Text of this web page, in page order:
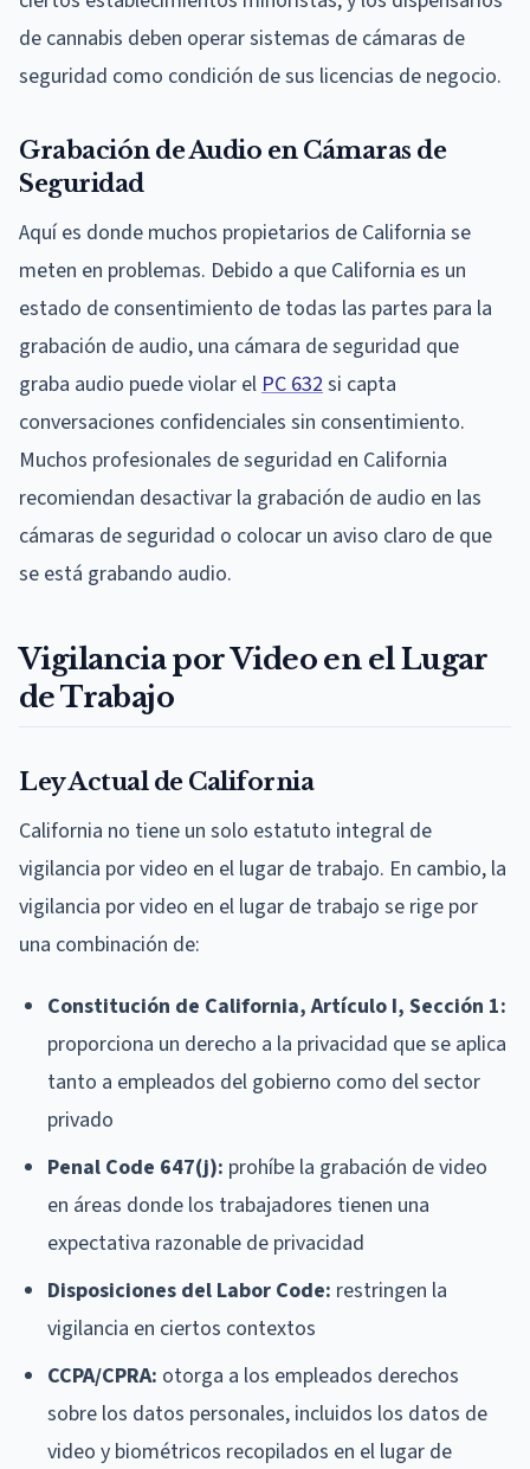
de cannabis deben operar sistemas de cámaras de
seguridad como condición de sus licencias de negocio.
Grabación de Audio en Cámaras de
Seguridad
Aquí es donde muchos propietarios de California se
meten en problemas. Debido a que California es un
estado de consentimiento de todas las partes para la
grabación de audio, una cámara de seguridad que
graba audio puede violar el PC 632 si capta
conversaciones confidenciales sin consentimiento.
Muchos profesionales de seguridad en California
recomiendan desactivar la grabación de audio en las
cámaras de seguridad o colocar un aviso claro de que
se está grabando audio.
Vigilancia por Video en el Lugar
de Trabajo
Ley Actual de California
California no tiene un solo estatuto integral de
vigilancia por video en el lugar de trabajo. En cambio, la
vigilancia por video en el lugar de trabajo se rige por
una combinación de:
Constitución de California, Artículo I, Sección 1:
proporciona un derecho a la privacidad que se aplica
tanto a empleados del gobierno como del sector
privado
Penal Code 647(j): prohíbe la grabación de video
en áreas donde los trabajadores tienen una
expectativa razonable de privacidad
Disposiciones del Labor Code: restringen la
vigilancia en ciertos contextos
CCPA/CPRA: otorga a los empleados derechos
sobre los datos personales, incluidos los datos de
video y biométricos recopilados en el lugar de